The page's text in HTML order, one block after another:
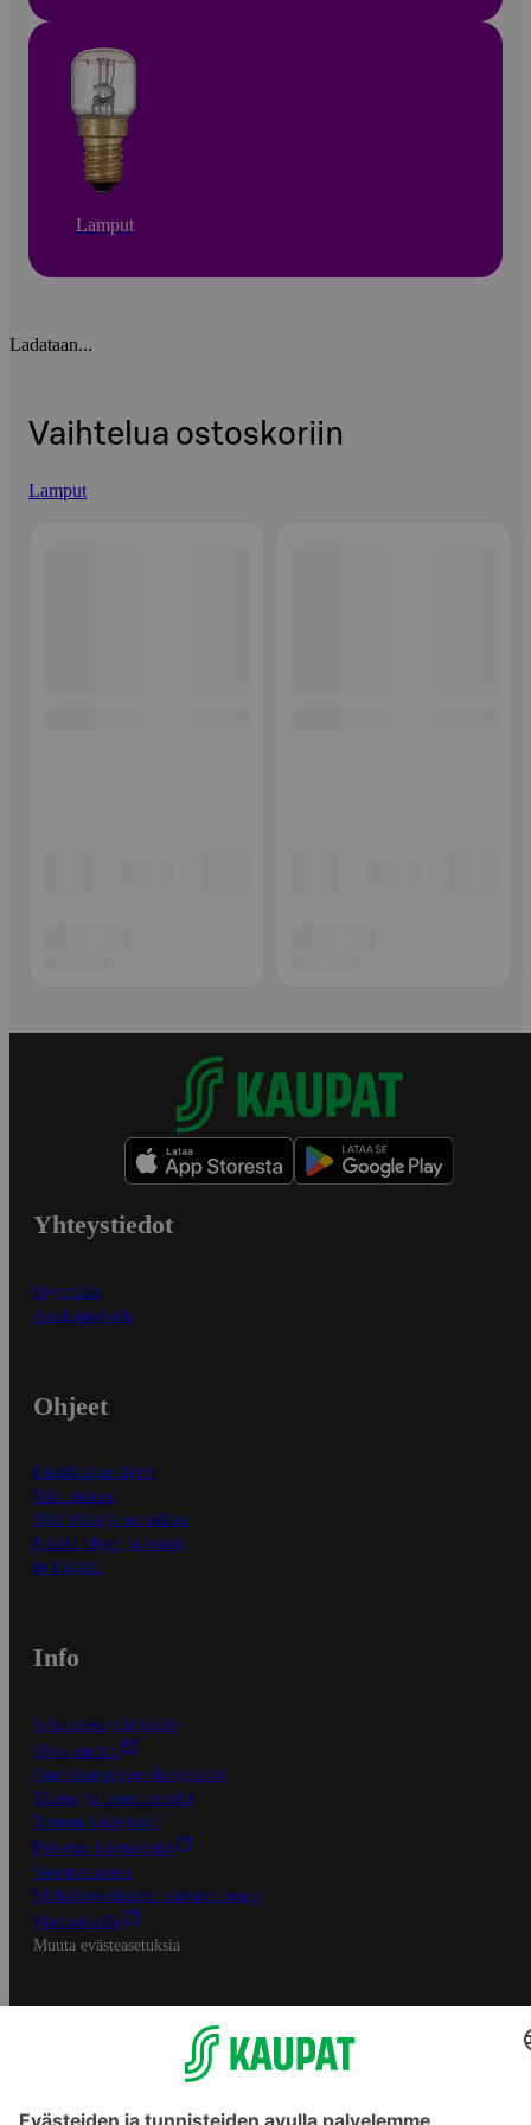
Lamput
Ladataan...
Vaihtelua ostoskoriin
Lamput
Yhteystiedot
Myymälät
Asiakaspalvelu
Ohjeet
Ensitilaajan ohjeet
Näin maksat
Näin tilaat ja muokkaat
Kaikki ohjeet ja vinkit
In English
Info
S-Business yrityksille
Oiva-raportit
Osuuskauppojen yhteystiedot
Tilaus- ja toimitusehdot
Tietosuojakäytäntö
Palvelun käyttöehdot
Saavutettavuus
Mobiilisovelluksen saavutettavuus
Mainostajalle
Muuta evästeasetuksia
S-ryhmän palvelut